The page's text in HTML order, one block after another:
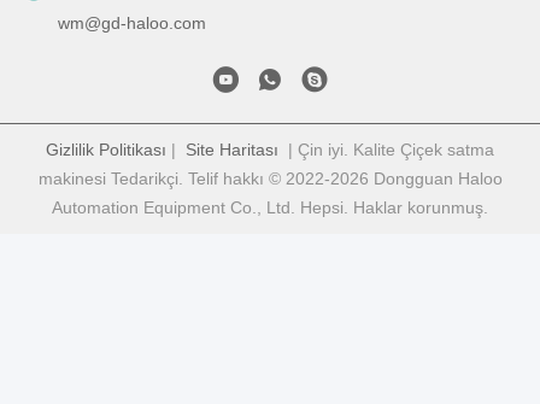
wm@gd-haloo.com
Gizlilik Politikası | Site Haritası | Çin iyi. Kalite Çiçek satma
makinesi Tedarikçi. Telif hakkı © 2022-2026 Dongguan Haloo
Automation Equipment Co., Ltd. Hepsi. Haklar korunmuş.